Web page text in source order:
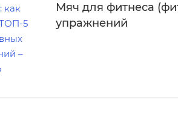
Мяч для фитнеса
упражнений